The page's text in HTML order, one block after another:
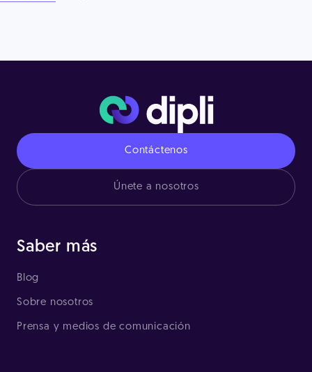
Contáctenos
Únete a nosotros
Saber más
Blog
Sobre nosotros
Prensa y medios de comunicación